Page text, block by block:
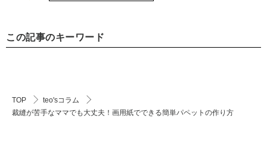
この記事のキーワード
TOP
teo'sコラム
裁縫が苦手なママでも大丈夫！画用紙でできる簡単パペットの作り方